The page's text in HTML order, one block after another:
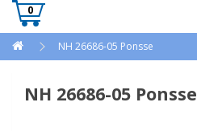
0
NH 26686-05 Ponsse
NH 26686-05 Ponsse